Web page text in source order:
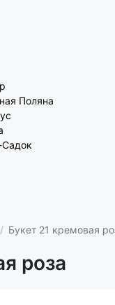
Поляна
Садок
Букет 21 кремовая
роза